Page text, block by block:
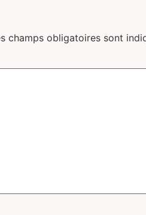
champs obligatoires sont